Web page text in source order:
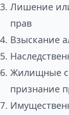
Лишение
прав
Взыскание
Жилищные
признание